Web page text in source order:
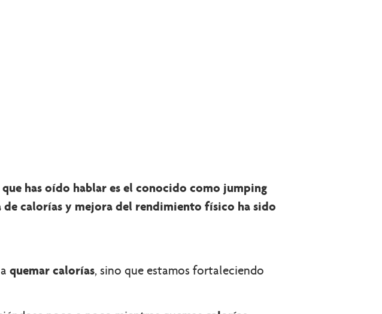
has oído hablar es el conocido como jumping
de calorías y mejora del rendimiento físico ha sido
aquemar calorías, sino que estamos fortaleciendo